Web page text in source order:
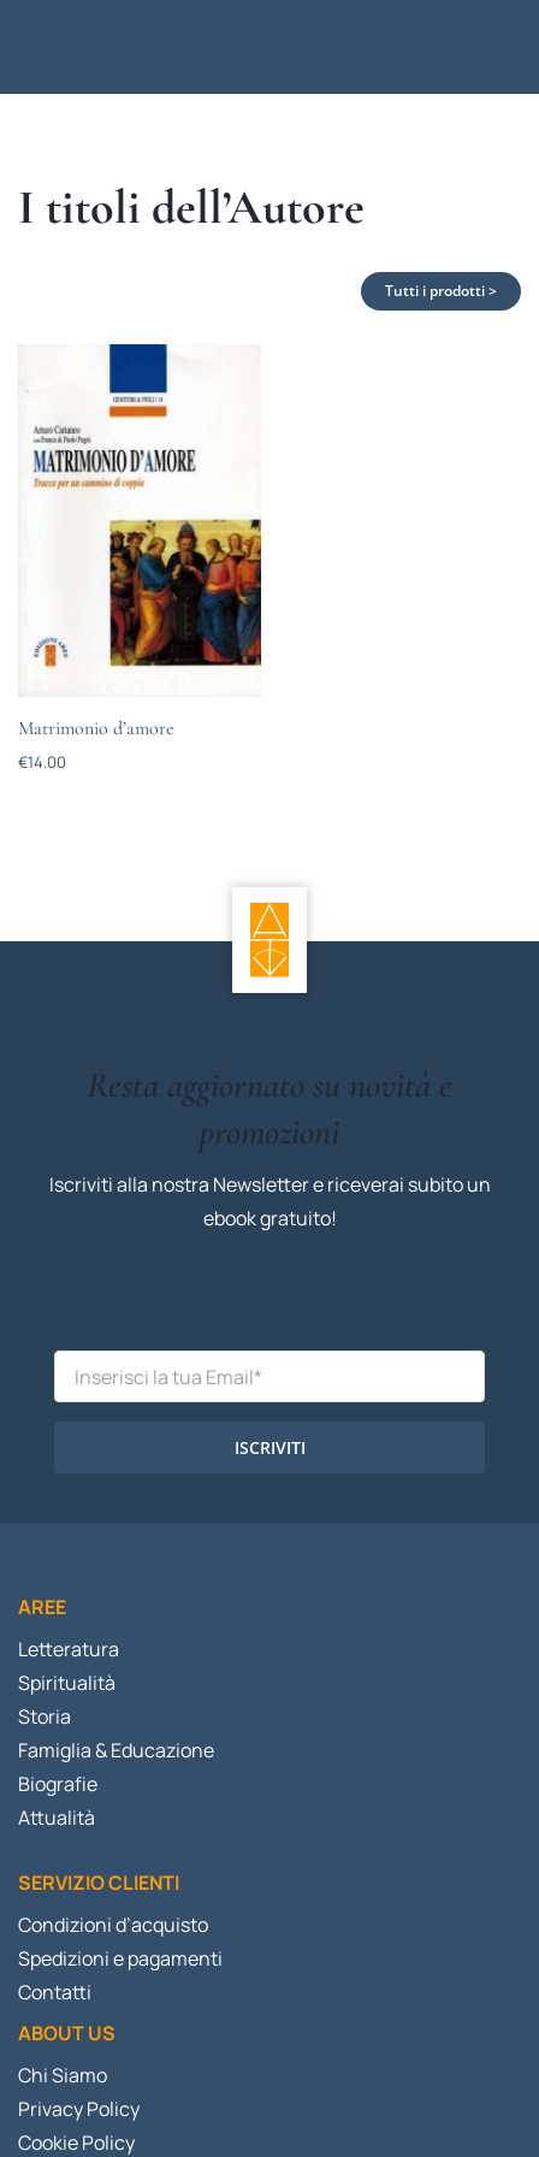
I titoli dell’Autore
Tutti i prodotti >
Matrimonio d’amore
€14.00
Resta aggiornato su novità e
promozioni
Iscriviti alla nostra Newsletter e riceverai subito un
ebook gratuito!
ISCRIVITI
AREE
Letteratura
Spiritualità
Storia
Famiglia & Educazione
Biografie
Attualità
SERVIZIO CLIENTI
Condizioni d’acquisto
Spedizioni e pagamenti
Contatti
ABOUT US
Chi Siamo
Privacy Policy
Cookie Policy